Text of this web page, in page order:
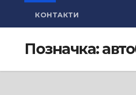
КОНТАКТИ
Позначка: